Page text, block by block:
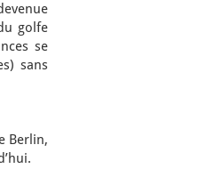
golfe
se
sans
Berlin,